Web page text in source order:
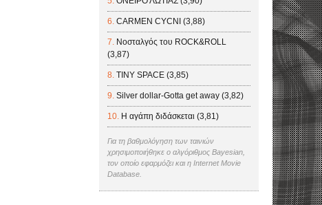
CARMEN CYCNI (3,88)
Νοσταλγός του ROCK&ROLL
(3,87)
TINY SPACE (3,85)
Silver dollar-Gotta get away (3,82)
Η αγάπη διδάσκεται (3,81)
Για τη βαθμολόγηση των ταινιών
χρησιμοποιήθηκε ο αλγόριθμος Bayesian,
τον οποίο εφαρμόζει και η Internet Movie
Database.